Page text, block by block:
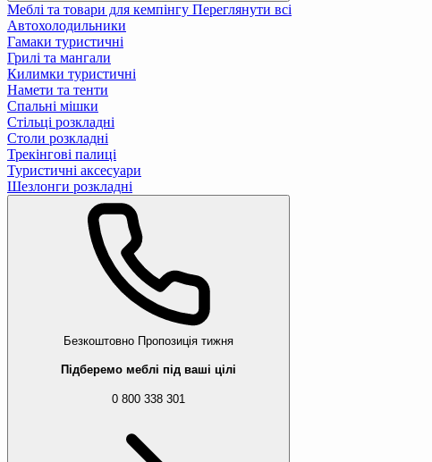
Меблі та товари для кемпінгу Переглянути всі
Автохолодильники
Гамаки туристичні
Грилі та мангали
Килимки туристичні
Намети та тенти
Спальні мішки
Стільці розкладні
Столи розкладні
Трекінгові палиці
Туристичні аксесуари
Шезлонги розкладні
Безкоштовно Пропозиція тижня
Підберемо меблі під ваші цілі
0 800 338 301